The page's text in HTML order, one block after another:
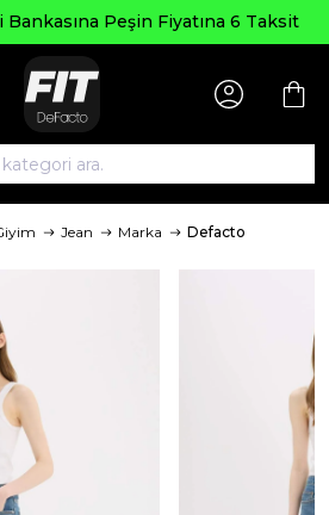
Bankasına Peşin Fiyatına 6 Taksit
Jean Marka Defacto